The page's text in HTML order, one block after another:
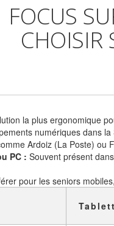
FOCUS
CHOISIR
la plus ergonomique
numériques dans
Ardoiz (La Poste)
PC : Souvent présent
pour les seniors